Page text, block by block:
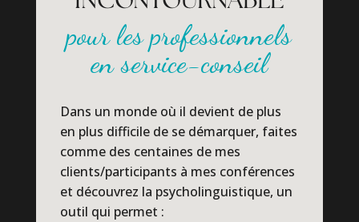
pour les professionnels
en service-conseil
Dans un monde où il devient de plus
en plus difficile de se démarquer, faites
comme des centaines de mes
clients/participants à mes conférences
et découvrez la psycholinguistique, un
outil qui permet :